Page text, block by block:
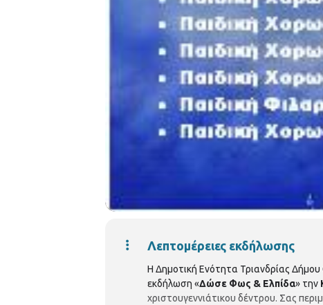
Λεπτομέρειες εκδήλωσης
Η Δημοτική Ενότητα Τριανδρίας
εκδήλωση «Δώσε Φως & Ελπίδα» την
χριστουγεννιάτικου δέντρου. Σας